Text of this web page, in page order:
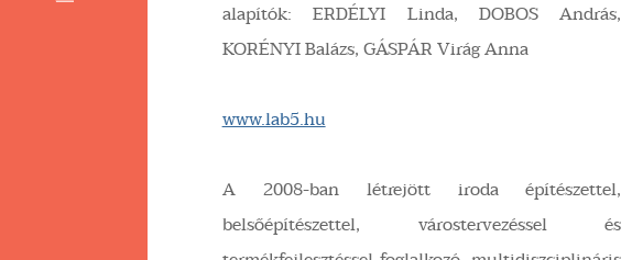
alapítók: ERDÉLYI Linda, DOBOS András,
KORÉNYI Balázs, GÁSPÁR Virág Anna
www.lab5.hu
A 2008-ban létrejött iroda építészettel,
belsőépítészettel, várostervezéssel és